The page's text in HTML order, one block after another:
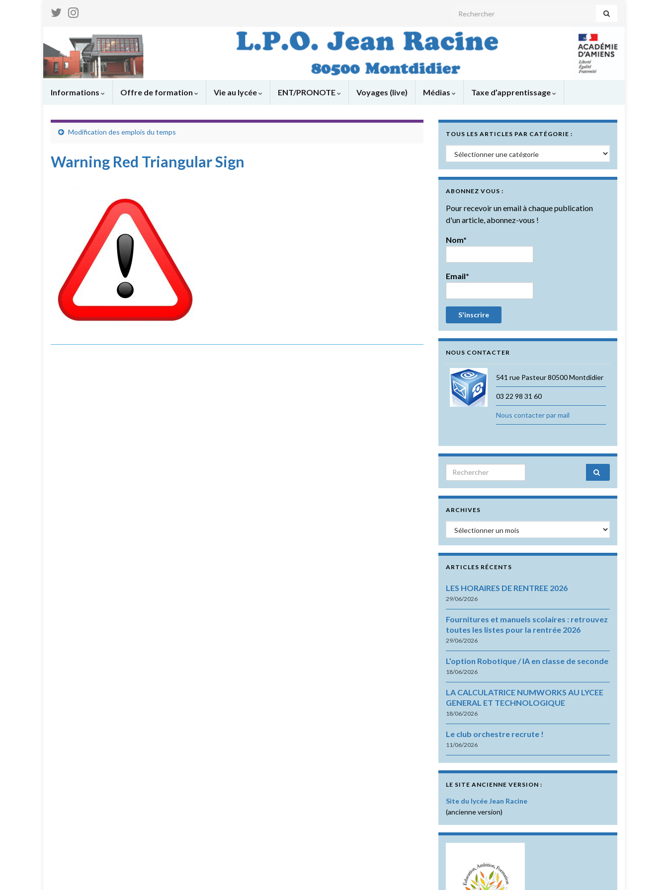
Search for:
Informations Offre de formation Vie au lycée ENT/PRONOTE Voyages (live) Médias Taxe d’apprentissage
Modification des emplois du temps
Warning Red Triangular Sign
TOUS LES ARTICLES PAR CATÉGORIE :
Tous les articles par catégorie :
ABONNEZ VOUS :
Pour recevoir un email à chaque publication
d'un article, abonnez-vous !
Nom*
Email*
NOUS CONTACTER
541 rue Pasteur 80500 Montdidier
03 22 98 31 60
Nous contacter par mail
Search for:
ARCHIVES
Archives
ARTICLES RÉCENTS
LES HORAIRES DE RENTREE 2026
29/06/2026
Fournitures et manuels scolaires : retrouvez
toutes les listes pour la rentrée 2026
29/06/2026
L’option Robotique / IA en classe de seconde
18/06/2026
LA CALCULATRICE NUMWORKS AU LYCEE
GENERAL ET TECHNOLOGIQUE
18/06/2026
Le club orchestre recrute !
11/06/2026
LE SITE ANCIENNE VERSION :
Site du lycée Jean Racine
(ancienne version)